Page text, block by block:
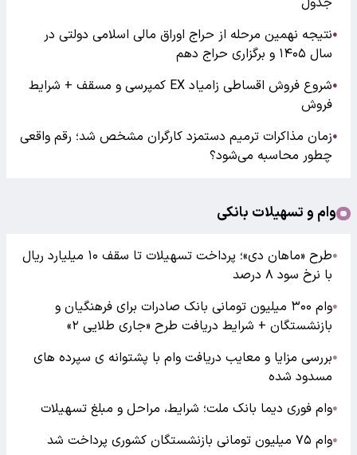
●نتیجه نهمین مرحله از حراج اوراق مالی اسلامی دولتی در
سال ۱۴۰۵ و برگزاری حراج دهم
●
شروع فروش اقساطی زامیاد EX کمپرسی و مسقف + شرایط
فروش
●زمان مذاکرات ترمیم دستمزد کارگران مشخص شد؛ رقم واقعی
چطور محاسبه می‌شود؟
وام و تسهیلات بانکی
●
طرح «ماهان دی»؛ پرداخت تسهیلات تا سقف ۱۰ میلیارد ریال
با نرخ سود ۸ درصد
●
وام ۳۰۰ میلیون تومانی بانک صادرات برای فرهنگیان و
بازنشستگان + شرایط دریافت طرح «جاری طلایی ۲»
●بررسی مزایا و معایب دریافت وام با پشتوانه ی سپرده های
مسدود شده
●وام فوری دیما بانک ملت؛ شرایط، مراحل و مبلغ تسهیلات
●وام ۷۵ میلیون تومانی بازنشستگان کشوری پرداخت شد